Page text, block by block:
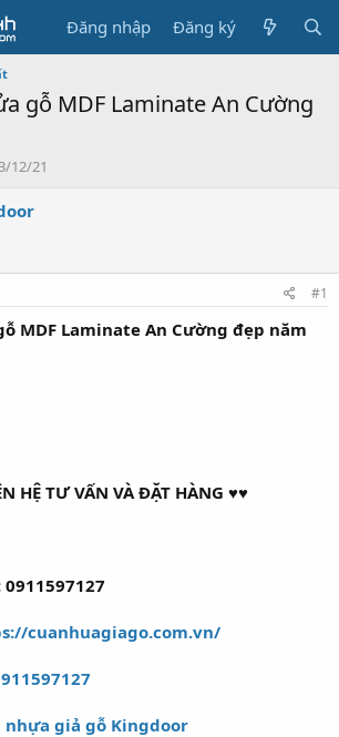
Đăng nhập Đăng ký
gỗ MDF Laminate An Cường
12/21
#1
MDF Laminate An Cường đẹp năm
HỆ TƯ VẤN VÀ ĐẶT HÀNG ♥♥
cuanhuagiago.com.vn/
nhựa giả gỗ Kingdoor